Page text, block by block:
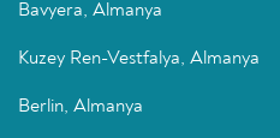
Bavyera, Almanya
Kuzey Ren-Vestfalya, Almanya
Berlin, Almanya